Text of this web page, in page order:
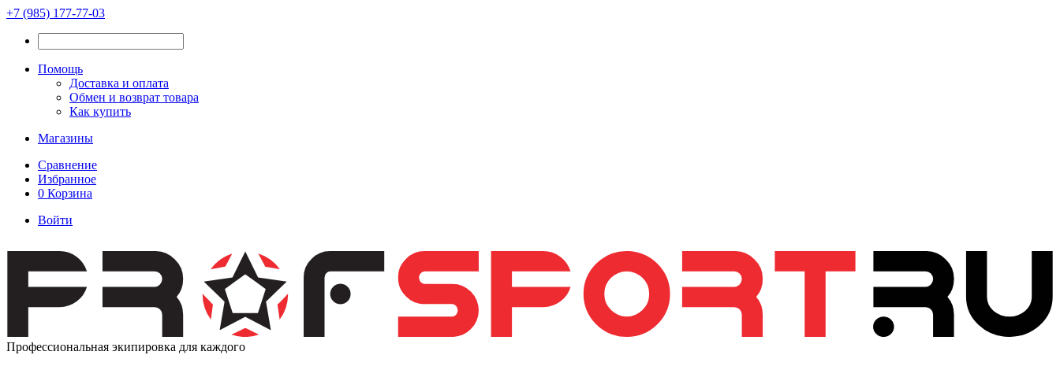
+7 (985) 177-77-03
Помощь
Доставка и оплата
Обмен и возврат товара
Как купить
Магазины
Сравнение
Избранное
0 Корзина
Войти
Профессиональная экипировка для каждого